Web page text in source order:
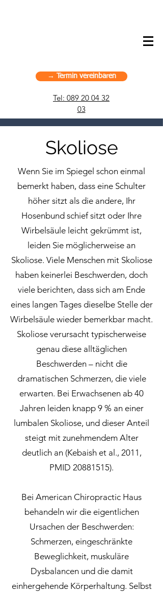
→ Termin vereinbaren
Tel: 089 20 04 32
03
Skoliose
Wenn Sie im Spiegel schon einmal
bemerkt haben, dass eine Schulter
höher sitzt als die andere, Ihr
Hosenbund schief sitzt oder Ihre
Wirbelsäule leicht gekrümmt ist,
leiden Sie möglicherweise an
Skoliose. Viele Menschen mit Skoliose
haben keinerlei Beschwerden, doch
viele berichten, dass sich am Ende
eines langen Tages dieselbe Stelle der
Wirbelsäule wieder bemerkbar macht.
Skoliose verursacht typischerweise
genau diese alltäglichen
Beschwerden – nicht die
dramatischen Schmerzen, die viele
erwarten. Bei Erwachsenen ab 40
Jahren leiden knapp 9 % an einer
lumbalen Skoliose, und dieser Anteil
steigt mit zunehmendem Alter
deutlich an (Kebaish et al., 2011,
PMID 20881515).
Bei American Chiropractic Haus
behandeln wir die eigentlichen
Ursachen der Beschwerden:
Schmerzen, eingeschränkte
Beweglichkeit, muskuläre
Dysbalancen und die damit
einhergehende Körperhaltung. Selbst